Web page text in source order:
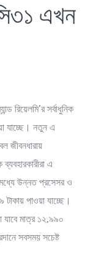
এখন
রিয়েলমি’র সর্বাধুনিক
যাচ্ছে। নতুন এ
জীবনধারায়
এ
উন্নত প্রসেসর ও
পাওয়া যাচ্ছে।
যাবে মাত্র ১২,৯৯০
সবসময় সচেষ্ট